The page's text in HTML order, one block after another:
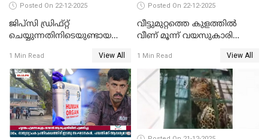
Posted On 22-12-2025
ജിപ്സി ഡ്രിഫ്റ്റ്
ചെയ്യുന്നതിനിടെയുണ്ടായ
ദാരുണാന്ത്യം; ജീപ്സി
ഓടിച്ചയാൾ അറസ്റ്റിൽ.
1 Min Read View All
Posted On 22-12-2025
വീട്ടുമുറ്റത്തെ കുളത്തിൽ
വീണ് മൂന്ന് വയസുകാരി
1 Min Read View All